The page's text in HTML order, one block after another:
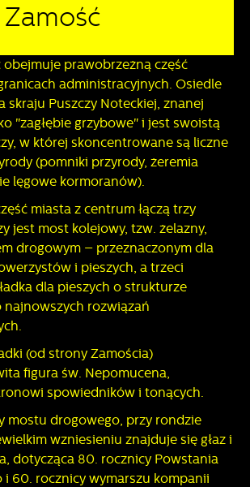
obejmuje prawobrzeżną część
administracyjnych. Osiedle
skraju Puszczy Noteckiej, znanej
"zagłębie grzybowe" i jest swoistą
w której skoncentrowane są liczne
(pomniki przyrody, żeremia
lęgowe kormoranów).
miasta z centrum łączą trzy
jest most kolejowy, tzw. żelazny,
drogowym – przeznaczonym dla
i pieszych, a trzeci
dla pieszych o strukturze
najnowszych rozwiązań
(od strony Zamościa)
figura św. Nepomucena,
spowiedników i tonących.
mostu drogowego, przy rondzie
wzniesieniu znajduje się głaz i
dotycząca 80. rocznicy Powstania
i 60. rocznicy wymarszu kompanii
funkcjonalności czy
z funkcjonalności naszej strony poprzez
Twoich indywidualnych preferencji.
funkcjonalne i personalizacyjne pliki
dostępność większej ilości funkcji na
pomagają nam rozwijać się i
Twoich potrzeb.
pozwalają na uzyskanie informacji w
witryny internetowej, miejsca oraz
odwiedzane są nasze serwisy www.
na ocenę naszych serwisów
względem ich popularności wśród
informacje są przetwarzane w
Wyrażenie zgody na analityczne
dostępność wszystkich
plikom cookies prezentujemy Ci
i aktualności na stronach naszych
służą do prezentowania Ci
na podstawie analizy Twoich
zwyczajów dotyczących
internetowej. Treści promocyjne mogą
podmiotów trzecich lub firm
partnerami oraz innych dostawców usług.
charakterze pośredników prezentujących
wiadomości, ofert, komunikatów